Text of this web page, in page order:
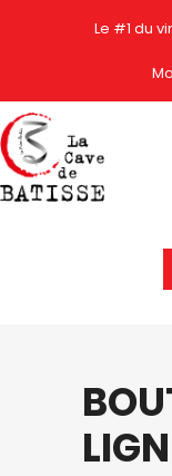
Le #1 du